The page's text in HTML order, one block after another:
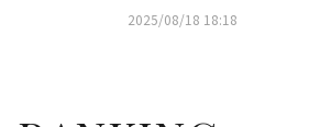
2025/08/18 18:18
のか」の主